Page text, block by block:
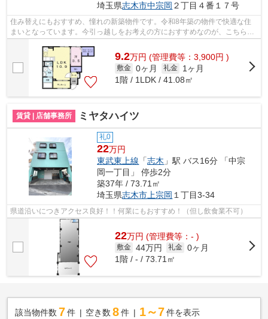
埼玉県志木市中宗岡 ２丁目４番１７号
住み替えにもおすすめ、憧れの新築物件です。令和8年築の物件で快適な住
まいとなっています。今引っ越しをお考えの方におすすめなのが、こちらの
9.2万円 (管理費等：3,900円 )
敷金 0ヶ月 礼金
1ヶ月
1階 / 1LDK / 41.08㎡
賃貸 | 店舗事務所 ミヤタハイツ
礼0
22万円
東武東上線 「志木 」駅 バス16分 「中宗
岡一丁目」 停歩2分
築37年 / 73.71㎡
埼玉県志木市 上宗岡 １丁目3-34
県道沿いにつきアクセス良好！！何業にもおすすめ！（但し飲食業不可）
22万円 (管理費等：- )
敷金 44万円 礼金 0ヶ月
1階 / - / 73.71㎡
該当物件数 7件 空き数 8 件 1～7 件を表示